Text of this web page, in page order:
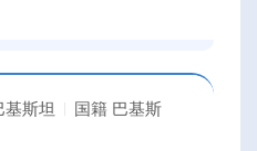
基斯坦 国籍 巴基斯